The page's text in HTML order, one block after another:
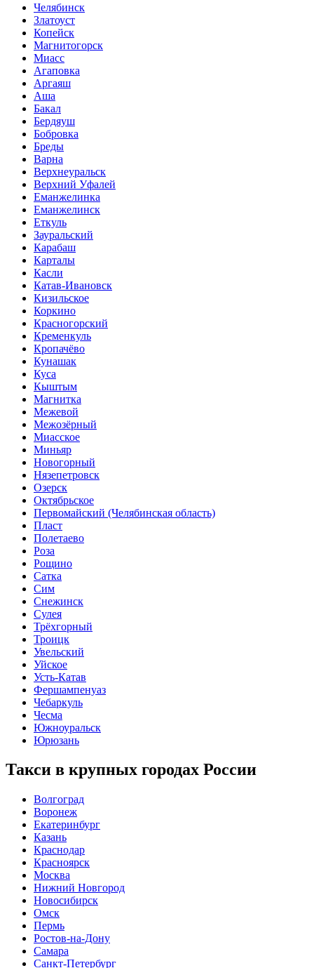
Челябинск
Златоуст
Копейск
Магнитогорск
Миасс
Агаповка
Аргаяш
Аша
Бакал
Бердяуш
Бобровка
Бреды
Варна
Верхнеуральск
Верхний Уфалей
Еманжелинка
Еманжелинск
Еткуль
Зауральский
Карабаш
Карталы
Касли
Катав-Ивановск
Кизильское
Коркино
Красногорский
Кременкуль
Кропачёво
Кунашак
Куса
Кыштым
Магнитка
Межевой
Межозёрный
Миасское
Миньяр
Новогорный
Нязепетровск
Озерск
Октябрьское
Первомайский (Челябинская область)
Пласт
Полетаево
Роза
Рощино
Сатка
Сим
Снежинск
Сулея
Трёхгорный
Троицк
Увельский
Уйское
Усть-Катав
Фершампенуаз
Чебаркуль
Чесма
Южноуральск
Юрюзань
Такси в крупных городах России
Волгоград
Воронеж
Екатеринбург
Казань
Краснодар
Красноярск
Москва
Нижний Новгород
Новосибирск
Омск
Пермь
Ростов-на-Дону
Самара
Санкт-Петербург